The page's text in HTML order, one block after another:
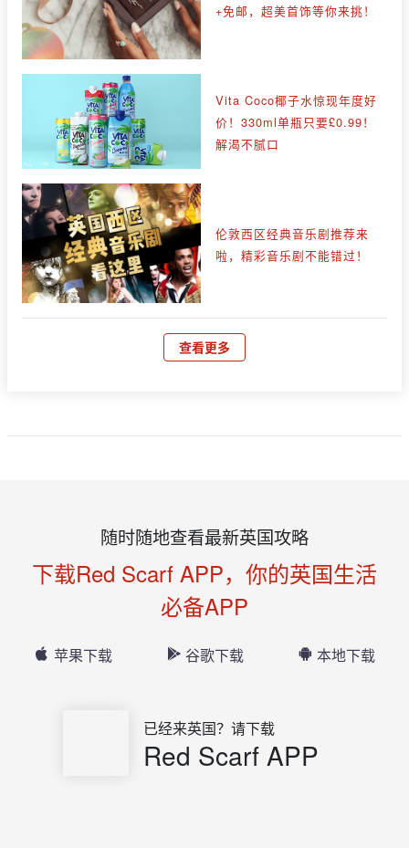
+免邮，超美首饰等你来挑！
Vita Coco椰子水惊现年度好
价！330ml单瓶只要£0.99！
解渴不腻口
伦敦西区经典音乐剧推荐来
啦，精彩音乐剧不能错过！
查看更多
随时随地查看最新英国攻略
下载Red Scarf APP，你的英国生活
必备APP
苹果下载 谷歌下载 本地下载
已经来英国？请下载
Red Scarf APP